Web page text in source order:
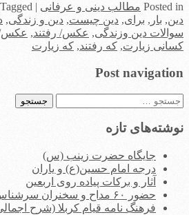
Posted in مطالب دینی و عرفانی |
Tagged
دین, بار , برای, دین چیست, دین و زندگی,
سوالات دین وزندگی, عکس/ رفتند, عکس/
کسانی زیارت, که رفتند, که زیارت
Post navigation
جستجو
نوشته‌های تازه
جایگاه حضرت زینب (س)
درجه امام حسین(ع) و یاران
آثار و برکات پیاده روی اربعین
حضور ۶۰ مداح و سخنران سرشناس در اربعین امسال
فرهنگ نامه قیام کربلا (شرح